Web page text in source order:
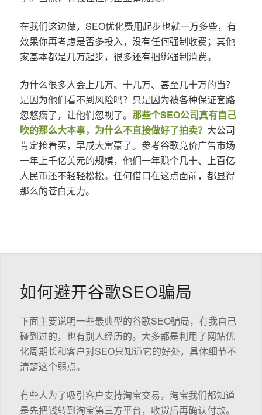
在我们这边做，SEO优化费用起步也就一万多些，有
效果你再考虑是否多投入，没有任何强制收费；其他
家基本都是几万起步，很多还有捆绑强制消费。
为什么很多人会上几万、十几万、甚至几十万的当？
是因为他们看不到风险吗？只是因为被各种保证套路
忽悠瘸了，让他们忽视了。 那些个SEO公司真有自己
吹的那么大本事，为什么不直接做好了拍卖？ 大公司
肯定抢着买，早成大富豪了。参考谷歌竞价广告市场
一年上千亿美元的规模，他们一年赚个几十、上百亿
人民币还不轻轻松松。任何借口在这点面前，都显得
那么的苍白无力。
如何避开谷歌SEO骗局
下面主要说明一些最典型的谷歌SEO骗局，有我自己
碰到过的，也有别人经历的。大多都是利用了网站优
化周期长和客户对SEO只知道它的好处，具体细节不
清楚这个弱点。
有些人为了吸引客户支持淘宝交易，淘宝我们都知道
是先把钱转到淘宝第三方平台，收货后再确认付款。